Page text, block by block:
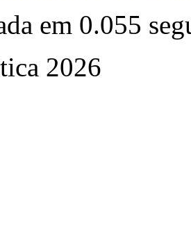
em 0.055
2026